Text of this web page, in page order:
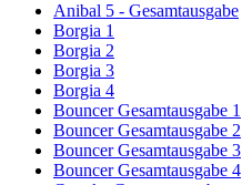
Anibal 5 - Gesamtausgabe
Borgia 1
Borgia 2
Borgia 3
Borgia 4
Bouncer Gesamtausgabe 1
Bouncer Gesamtausgabe 2
Bouncer Gesamtausgabe 3
Bouncer Gesamtausgabe 4